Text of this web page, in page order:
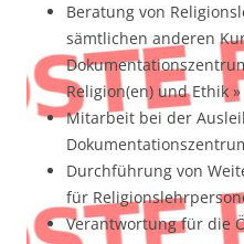
Beratung von
sämtlichen anderen
Religion(en) und Ethik »
Mitarbeit bei der
Durchführung von
für
Verantwortung für die